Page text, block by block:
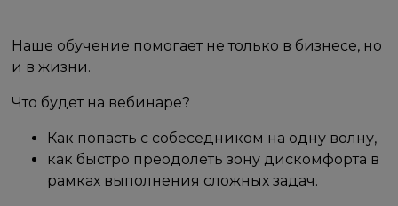
Наше обучение помогает не только в бизнесе, но
и в жизни.
Что будет на вебинаре?
Как попасть с собеседником на одну волну,
как быстро преодолеть зону дискомфорта в
рамках выполнения сложных задач.